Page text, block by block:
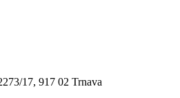
17, 917 02 Trnava